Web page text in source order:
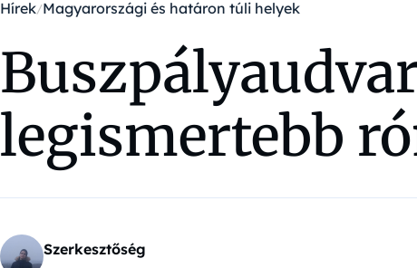
Hírek Magyarországi és határon túli helyek
legismertebb
Szerkesztőség